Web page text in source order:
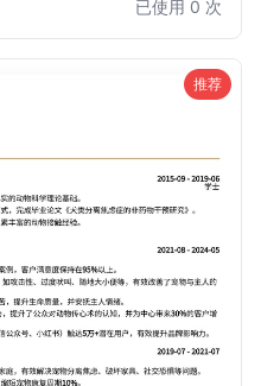
工作能力。适用于经验丰富
务机构、警犬基地或私人客
已使用 0 次
推荐